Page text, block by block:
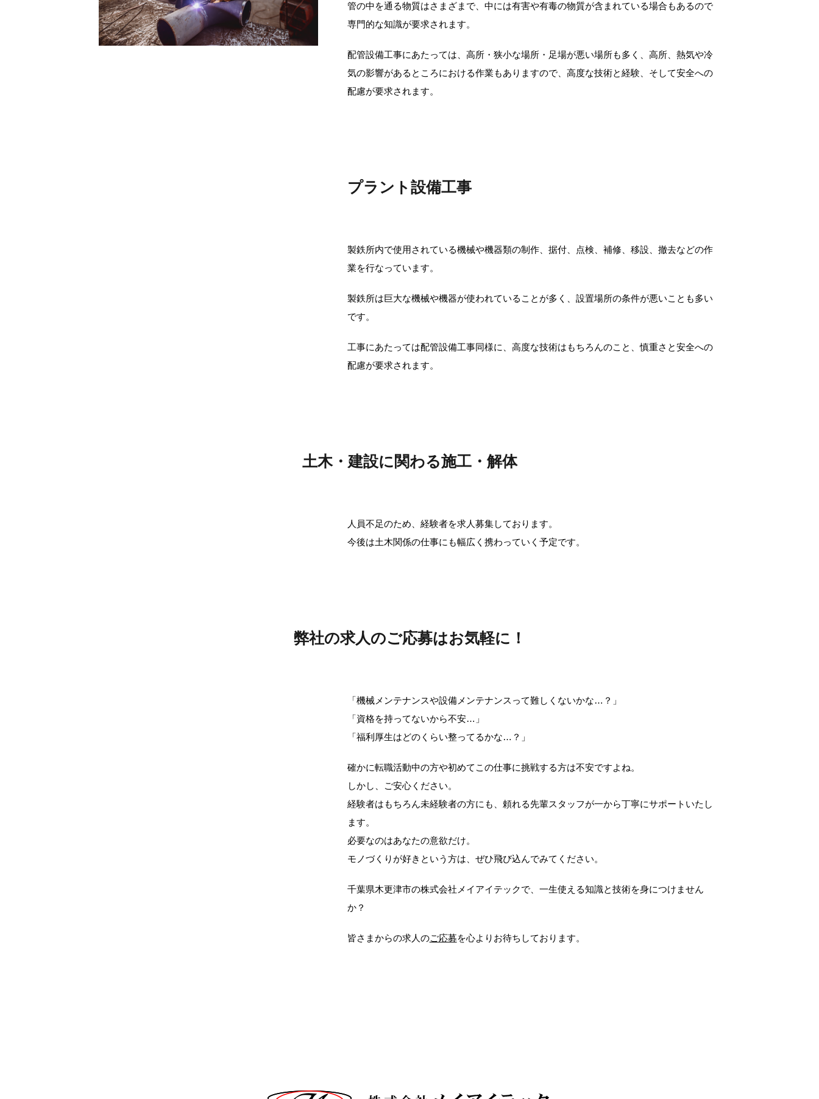
管の中を通る物質はさまざまで、中には有害や有毒の物質が含まれている場合もあるので
専門的な知識が要求されます。
配管設備工事にあたっては、高所・狭小な場所・足場が悪い場所も多く、高所、熱気や冷
気の影響があるところにおける作業もありますので、高度な技術と経験、そして安全への
配慮が要求されます。
プラント設備工事
製鉄所内で使用されている機械や機器類の制作、据付、点検、補修、移設、撤去などの作
業を行なっています。
製鉄所は巨大な機械や機器が使われていることが多く、設置場所の条件が悪いことも多い
です。
工事にあたっては配管設備工事同様に、高度な技術はもちろんのこと、慎重さと安全への
配慮が要求されます。
土木・建設に関わる施工・解体
人員不足のため、経験者を求人募集しております。
今後は土木関係の仕事にも幅広く携わっていく予定です。
弊社の求人のご応募はお気軽に！
「機械メンテナンスや設備メンテナンスって難しくないかな…？」
「資格を持ってないから不安…」
「福利厚生はどのくらい整ってるかな…？」
確かに転職活動中の方や初めてこの仕事に挑戦する方は不安ですよね。
しかし、ご安心ください。
経験者はもちろん未経験者の方にも、頼れる先輩スタッフが一から丁寧にサポートいたし
ます。
必要なのはあなたの意欲だけ。
モノづくりが好きという方は、ぜひ飛び込んでみてください。
千葉県木更津市の株式会社メイアイテックで、一生使える知識と技術を身につけません
か？
皆さまからの求人のご応募を心よりお待ちしております。